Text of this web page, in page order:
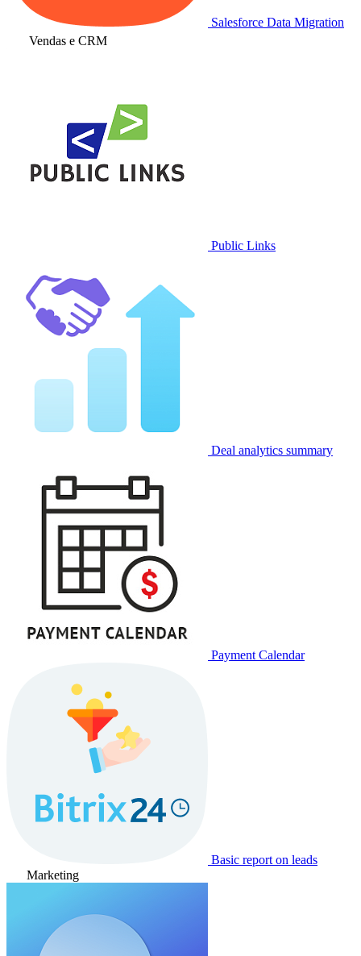
Salesforce Data Migration
Vendas e CRM
Public Links
Deal analytics summary
Payment Calendar
Basic report on leads
Marketing